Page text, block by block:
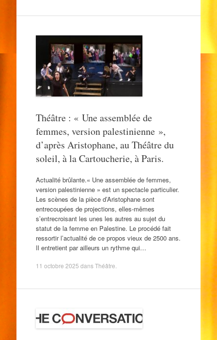
Théâtre : « Une assemblée de
femmes, version palestinienne »,
d’après Aristophane, au Théâtre du
soleil, à la Cartoucherie, à Paris.
Actualité brûlante.« Une assemblée de femmes,
version palestinienne » est un spectacle particulier.
Les scènes de la pièce d’Aristophane sont
entrecoupées de projections, elles-mêmes
s’entrecroisant les unes les autres au sujet du
statut de la femme en Palestine. Le procédé fait
ressortir l’actualité de ce propos vieux de 2500 ans.
Il entretient par ailleurs un rythme qui…
11 octobre 2025 dansThéâtre